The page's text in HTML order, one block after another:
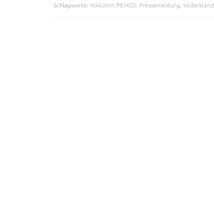
Schlagworte: Nikkohm PEMCO Pressemeldung Widerstand